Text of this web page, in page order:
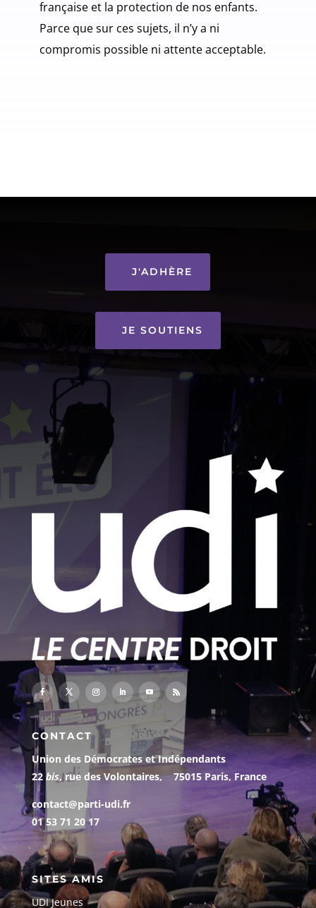
française et la protection de nos enfants.
Parce que sur ces sujets, il n’y a ni
compromis possible ni attente acceptable.
J'ADHÈRE
JE SOUTIENS
CONTACT
Union des Démocrates et Indépendants
22 bis, rue des Volontaires, 75015 Paris, France
contact@parti-udi.fr
01 53 71 20 17
SITES AMIS
UDI Jeunes